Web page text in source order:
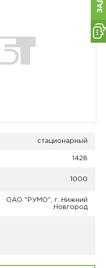
стационарный
1428
1000
ОАО "РУМО", г. Нижний
Новгород